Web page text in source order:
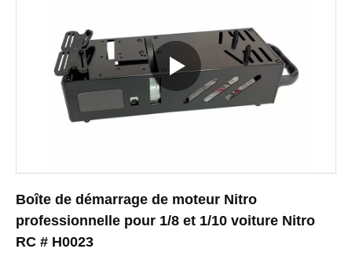
Boîte de démarrage de moteur Nitro
professionnelle pour 1/8 et 1/10 voiture Nitro
RC # H0023